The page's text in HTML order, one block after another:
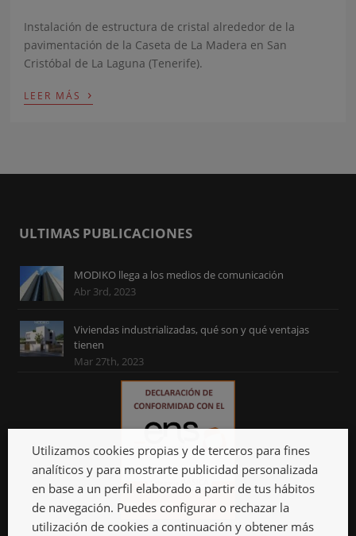
Instalación de estructura de cristal alrededor de la
pavimentación de la Caseta de La Madera en San
Cristóbal de La Laguna (Tenerife).
LEER MÁS ›
ULTIMAS PUBLICACIONES
MODIKO llega a los medios de comunicación
Abr 3rd, 2023
Viviendas industrializadas, qué son y qué ventajas
tienen
Mar 27th, 2023
Utilizamos cookies propias y de terceros para fines
analíticos y para mostrarte publicidad personalizada
en base a un perfil elaborado a partir de tus hábitos
de navegación. Puedes configurar o rechazar la
utilización de cookies a continuación y obtener más